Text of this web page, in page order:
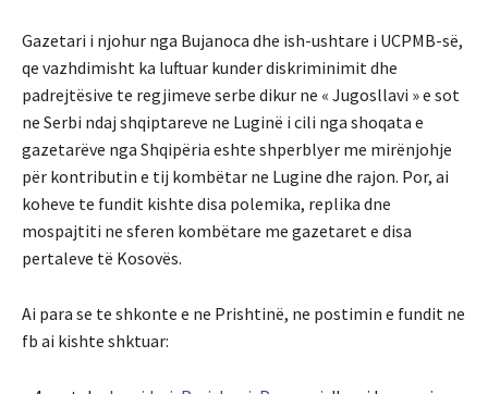
Gazetari i njohur nga Bujanoca dhe ish-ushtare i UCPMB-së,
qe vazhdimisht ka luftuar kunder diskriminimit dhe
padrejtësive te regjimeve serbe dikur ne « Jugosllavi » e sot
ne Serbi ndaj shqiptareve ne Luginë i cili nga shoqata e
gazetarëve nga Shqipëria eshte shperblyer me mirënjohje
për kontributin e tij kombëtar ne Lugine dhe rajon. Por, ai
koheve te fundit kishte disa polemika, replika dne
mospajtiti ne sferen kombëtare me gazetaret e disa
pertaleve të Kosovës.
Ai para se te shkonte e ne Prishtinë, ne postimin e fundit ne
fb ai kishte shktuar: